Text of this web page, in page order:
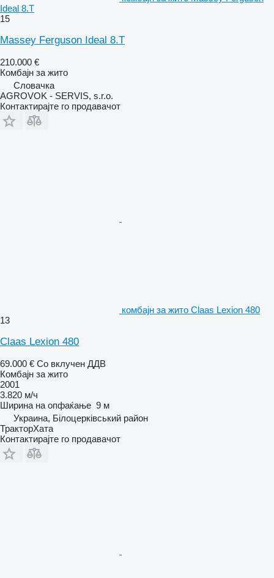
Ideal 8.T
15
Massey Ferguson Ideal 8.T
210.000 €
Комбајн за жито
Словачка
AGROVOK - SERVIS, s.r.o.
Контактирајте го продавачот
комбајн за жито Claas Lexion 480
13
Claas Lexion 480
69.000 € Со вклучен ДДВ
Комбајн за жито
2001
3.820 м/ч
Ширина на опфаќање 9 м
Украина, Білоцерківський район
ТракторХата
Контактирајте го продавачот